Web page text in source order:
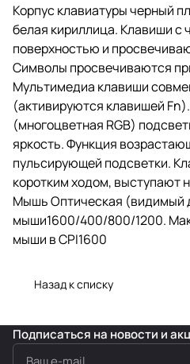
Корпус клавиатуры черный
белая кириллица. Клавиши с
поверхностью и
Символы просвечиваются
Мультимедиа клавиши
(активируются клавишей
(многоцветная RGB)
яркость. Функция
пульсирующей подсветки.
коротким ходом, выступают
Мышь Оптическая (видимый
мыши1600/400/800/1200.
мыши в CPI1600
Назад к списку
Подписаться на новости и